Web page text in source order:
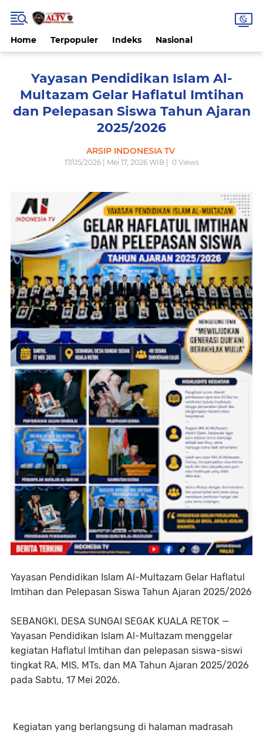
Home Terpopuler Indeks Nasional
Yayasan Pendidikan Islam Al-
Multazam Gelar Haflatul Imtihan
dan Pelepasan Siswa Tahun Ajaran
2025/2026
ARSIP INDONESIA TV
17/05/2026 | Mei 17, 2026 WIB | 0Views
Yayasan Pendidikan Islam Al-Multazam Gelar Haflatul
Imtihan dan Pelepasan Siswa Tahun Ajaran 2025/2026
SEBANGKI, DESA SUNGAI SEGAK KUALA RETOK —
Yayasan Pendidikan Islam Al-Multazam menggelar
kegiatan Haflatul Imtihan dan pelepasan siswa-siswi
tingkat RA, MIS, MTs, dan MA Tahun Ajaran 2025/2026
pada Sabtu, 17 Mei 2026.
Kegiatan yang berlangsung di halaman madrasah